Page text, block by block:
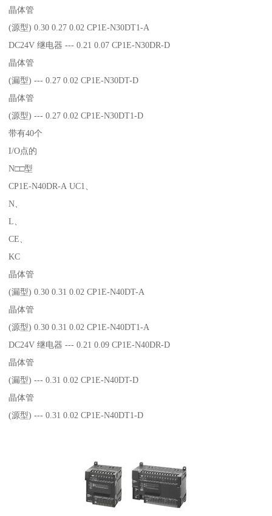
晶体管
(源型) 0.30 0.27 0.02 CP1E-N30DT1-A
DC24V 继电器 --- 0.21 0.07 CP1E-N30DR-D
晶体管
(漏型) --- 0.27 0.02 CP1E-N30DT-D
晶体管
(源型) --- 0.27 0.02 CP1E-N30DT1-D
带有40个
I/O点的
N□□型
CP1E-N40DR-A UC1、
N、
L、
CE、
KC
晶体管
(漏型) 0.30 0.31 0.02 CP1E-N40DT-A
晶体管
(源型) 0.30 0.31 0.02 CP1E-N40DT1-A
DC24V 继电器 --- 0.21 0.09 CP1E-N40DR-D
晶体管
(漏型) --- 0.31 0.02 CP1E-N40DT-D
晶体管
(源型) --- 0.31 0.02 CP1E-N40DT1-D